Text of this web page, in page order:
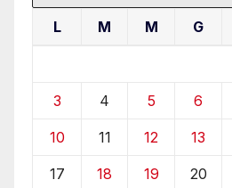
L M M G
3 4 5 6
10 11 12 13
17 18 19 20